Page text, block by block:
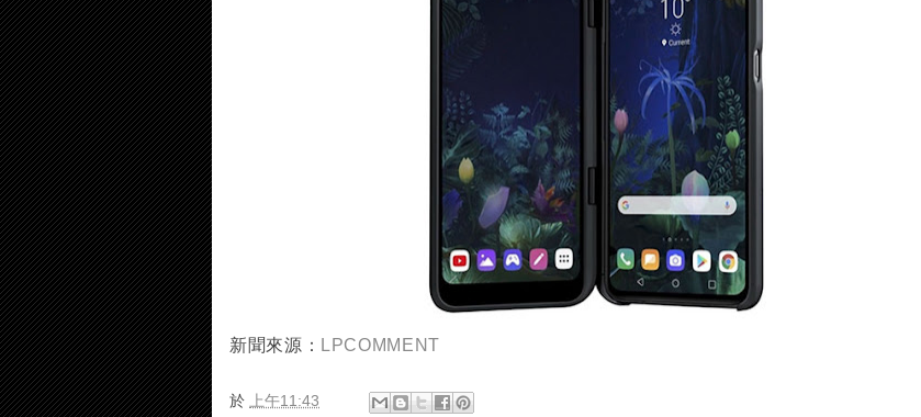
新聞來源： LPCOMMENT
於 上午11:43